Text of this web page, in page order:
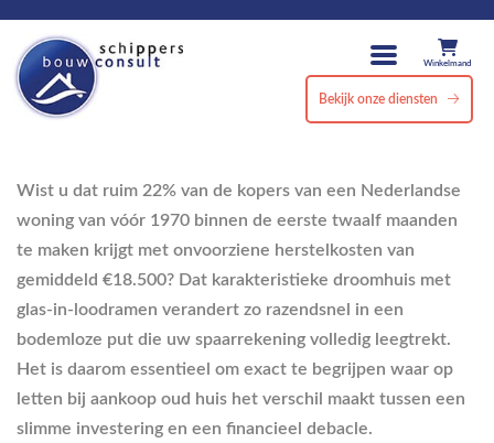
Winkelmand
Bekijk onze diensten
Wist u dat ruim 22% van de kopers van een Nederlandse
woning van vóór 1970 binnen de eerste twaalf maanden
te maken krijgt met onvoorziene herstelkosten van
gemiddeld €18.500? Dat karakteristieke droomhuis met
glas-in-loodramen verandert zo razendsnel in een
bodemloze put die uw spaarrekening volledig leegtrekt.
Het is daarom essentieel om exact te begrijpen waar op
letten bij aankoop oud huis het verschil maakt tussen een
slimme investering en een financieel debacle.